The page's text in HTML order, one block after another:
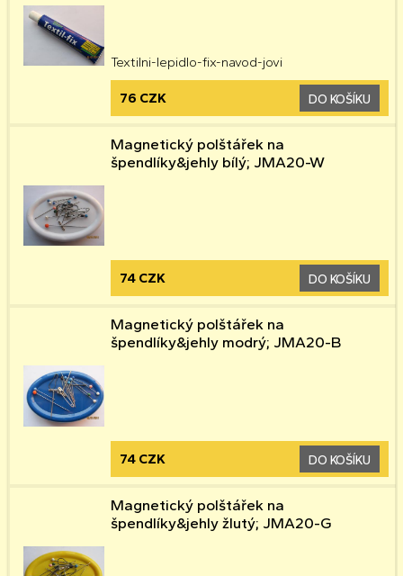
Textilni-lepidlo-fix-navod-jovi
76 CZK DO KOŠÍKU
Magnetický polštářek na
špendlíky&jehly bílý; JMA20-W
74 CZK DO KOŠÍKU
Magnetický polštářek na
špendlíky&jehly modrý; JMA20-B
74 CZK DO KOŠÍKU
Magnetický polštářek na
špendlíky&jehly žlutý; JMA20-G